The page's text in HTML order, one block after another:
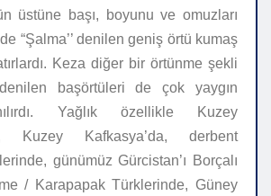
üstüne başı, boyunu ve omuzları
“Şalma’’ denilen geniş örtü kumaş
Keza diğer bir örtünme şekli
denilen başörtüleri de çok yaygın
Yağlık özellikle Kuzey
Kuzey Kafkasya’da, derbent
günümüz Gürcistan’ı Borçalı
/ Karapapak Türklerinde, Güney